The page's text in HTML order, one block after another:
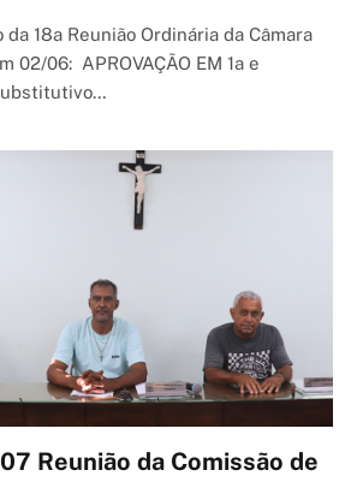
18a Reunião Ordinária da Câmara
02/06: APROVAÇÃO EM 1a e
Reunião da Comissão de